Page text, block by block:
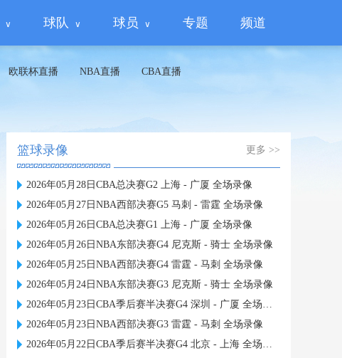
球队 球员 专题 频道
欧联杯直播 NBA直播 CBA直播
篮球录像 更多 >>
2026年05月28日CBA总决赛G2 上海 - 广厦 全场录像
2026年05月27日NBA西部决赛G5 马刺 - 雷霆 全场录像
2026年05月26日CBA总决赛G1 上海 - 广厦 全场录像
2026年05月26日NBA东部决赛G4 尼克斯 - 骑士 全场录像
2026年05月25日NBA西部决赛G4 雷霆 - 马刺 全场录像
2026年05月24日NBA东部决赛G3 尼克斯 - 骑士 全场录像
2026年05月23日CBA季后赛半决赛G4 深圳 - 广厦 全场录像
2026年05月23日NBA西部决赛G3 雷霆 - 马刺 全场录像
2026年05月22日CBA季后赛半决赛G4 北京 - 上海 全场录像